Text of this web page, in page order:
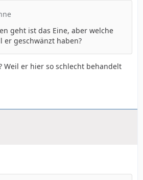
geht ist das Eine, aber welche
er geschwänzt haben?
Weil er hier so schlecht behandelt